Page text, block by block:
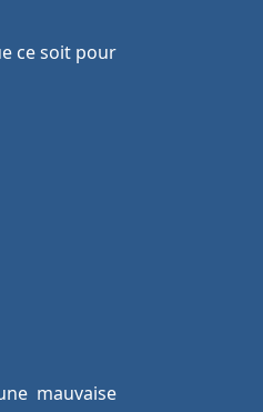
ce soit pour
mauvaise